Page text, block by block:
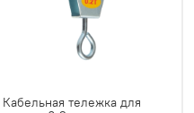
Кабельная тележка для